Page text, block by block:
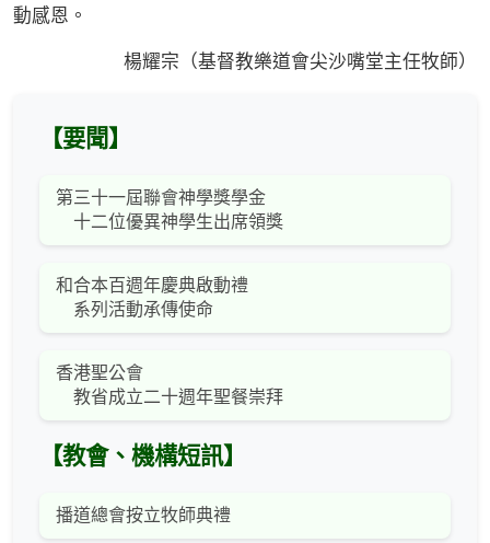
動感恩。
楊耀宗（基督教樂道會尖沙嘴堂主任牧師）
【要聞】
第三十一屆聯會神學獎學金
十二位優異神學生出席領獎
和合本百週年慶典啟動禮
系列活動承傳使命
香港聖公會
教省成立二十週年聖餐崇拜
【教會、機構短訊】
播道總會按立牧師典禮